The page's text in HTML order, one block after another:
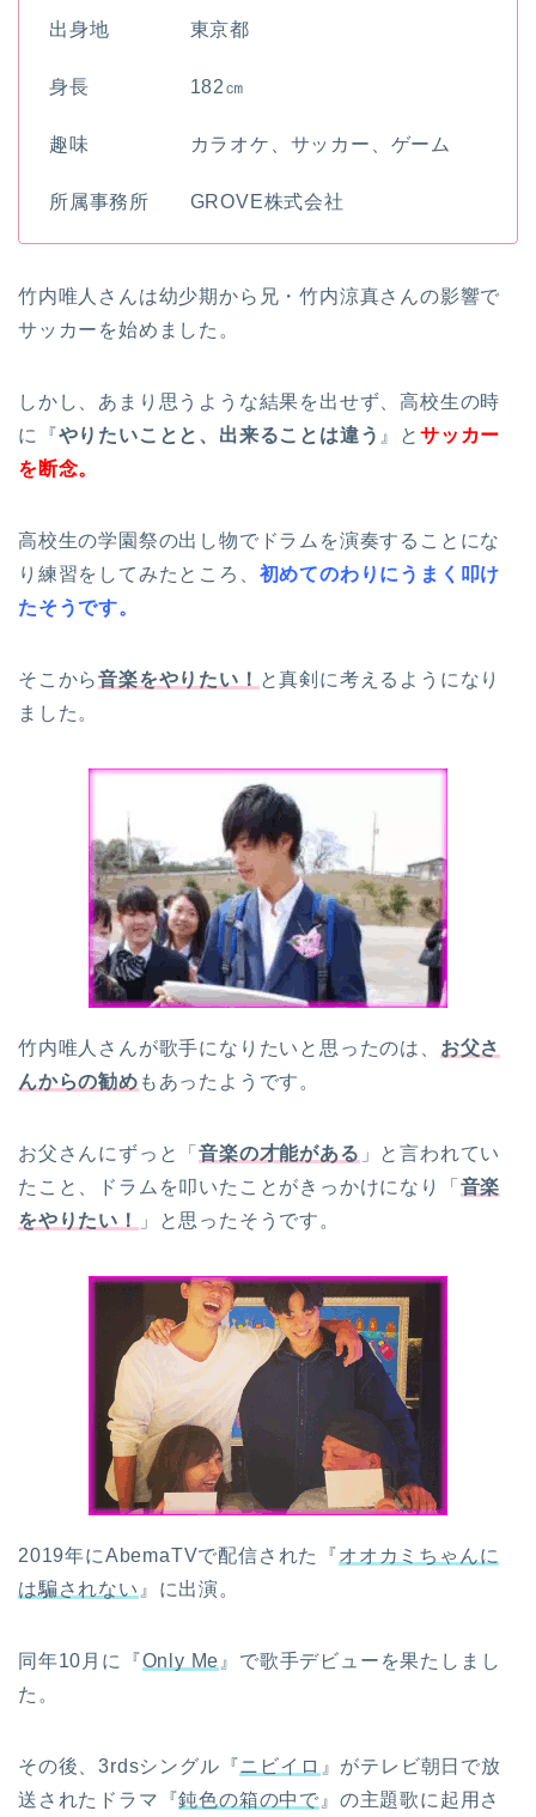
出身地 東京都
身長 182㎝
趣味 カラオケ、サッカー、ゲーム
所属事務所 GROVE株式会社
竹内唯人さんは幼少期から兄・竹内涼真さんの影響で
サッカーを始めました。
しかし、あまり思うような結果を出せず、高校生の時
に『やりたいことと、出来ることは違う 』とサッカー
を断念。
高校生の学園祭の出し物でドラムを演奏することにな
り練習をしてみたところ、 初めてのわりにうまく叩け
たそうです。
そこから音楽をやりたい！ と真剣に考えるようになり
ました。
竹内唯人さんが歌手になりたいと思ったのは、 お父さ
んからの勧め もあったようです。
お父さんにずっと「音楽の才能がある 」と言われてい
たこと、ドラムを叩いたことがきっかけになり「 音楽
をやりたい！
」と思ったそうです。
2019年にAbemaTVで配信された『オオカミちゃんに
は騙されない 』に出演。
同年10月に『Only Me 』で歌手デビューを果たしまし
た。
その後、3rdsシングル『ニビイロ 』がテレビ朝日で放
送された ドラマ『鈍色の箱の中で 』の主題歌に起用さ